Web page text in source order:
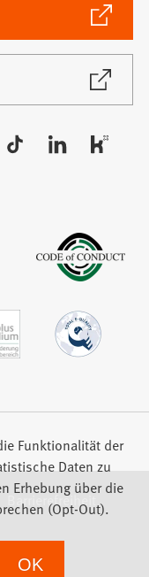
Barrierefreiheit
Funktionalität der
Daten zu
Erhebung über die
(Opt-Out).
OK